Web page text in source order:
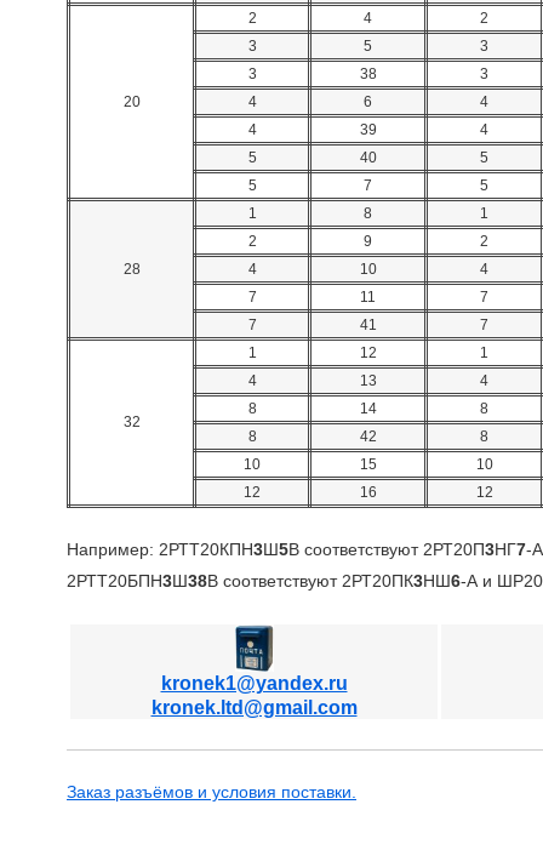
20
2 4
2
3
5
3
3
38
3
4
6
4
4
39
4
5
40
5
5
7 5
28
1 8
1
2
9
2
4
10
4
7
11
7
7
41 7
32
1 12
1
4
13
4
8
14
8
8
42
8
10
15
10
12
16 12
Например: 2РТТ20КПН3Ш5В соответствуют 2РТ20П3НГ7-
2РТТ20БПН3Ш38В соответствуют 2РТ20ПК3НШ6-А и
kronek1@yandex.ru
kronek.ltd@gmail.com
Заказ разъёмов и условия поставки.